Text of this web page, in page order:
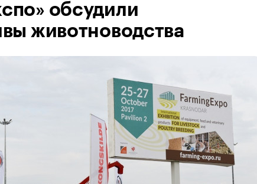
обсудили
животноводства